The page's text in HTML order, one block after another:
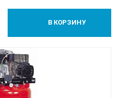
В КОРЗИНУ